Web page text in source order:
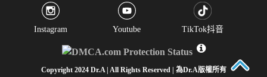
Instagram Youtube TikTok抖音
Copyright 2024 Dr.A | All Rights Reserved | 為Dr.A版權所有